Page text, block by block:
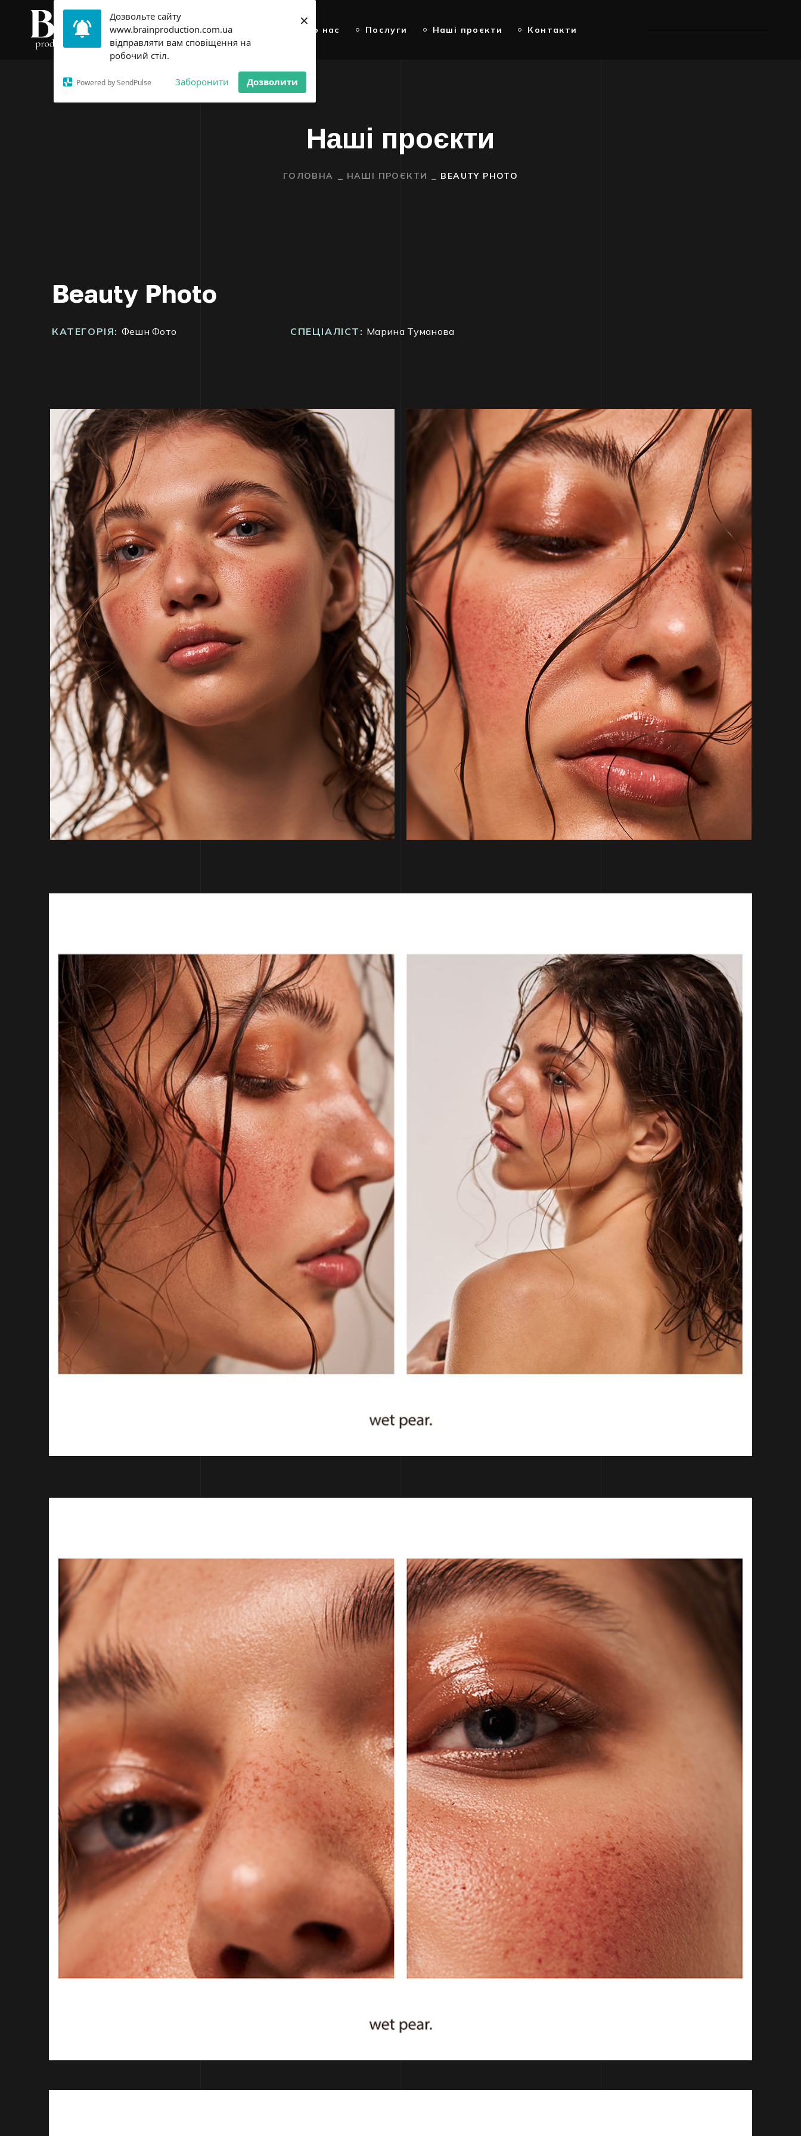
Дозвольте сайту
www.brainproduction.com.ua
відправляти вам сповіщення на
робочий стіл.
Powered by SendPulse Заборонити Дозволити
×Про нас Послуги Наші проєкти Контакти
Наші проєкти
ГОЛОВНА НАШІ ПРОЄКТИ BEAUTY PHOTO
Beauty Photo
КАТЕГОРІЯ: Фешн Фото СПЕЦІАЛІСТ: Марина Туманова